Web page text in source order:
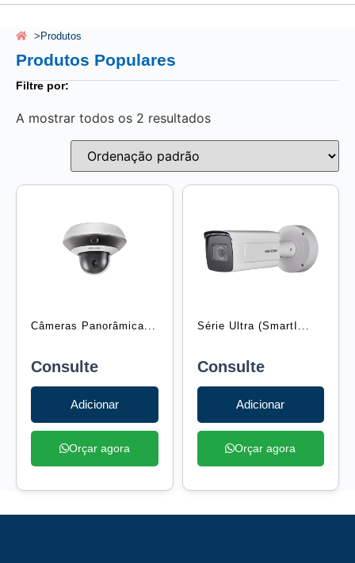
> Produtos
Produtos Populares
Filtre por:
A mostrar todos os 2 resultados
Câmeras Panorâmica...
Consulte
Adicionar
Orçar agora
Série Ultra (SmartI...
Consulte
Adicionar
Orçar agora